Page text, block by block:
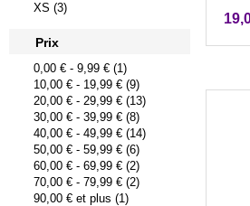
XS (3)
Prix
0,00 € -9,99 € (1)
10,00 € - 19,99 € (9)
20,00 € - 29,99 € (13)
30,00 € -39,99 € (8)
40,00 € -49,99 € (14)
50,00 € -59,99 € (6)
60,00 € -69,99 € (2)
70,00 € -79,99 € (2)
90,00 € et plus (1)